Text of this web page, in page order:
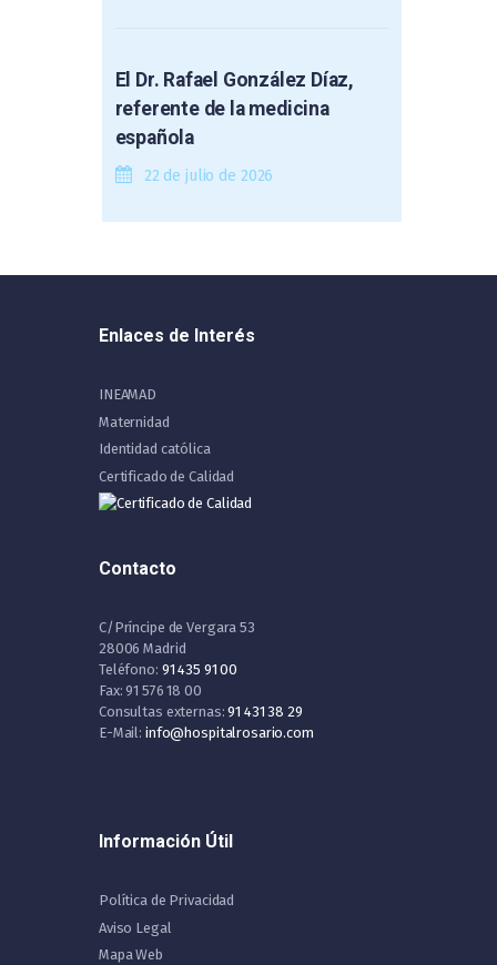
El Dr. Rafael González Díaz,
referente de la medicina
española
22 de julio de 2026
Enlaces de Interés
INEAMAD
Maternidad
Identidad católica
Certificado de Calidad
Contacto
C/Príncipe de Vergara 53
28006 Madrid
Teléfono: 91 435 91 00
Fax: 91 576 18 00
Consultas externas:91 431 38 29
E-Mail: info@hospitalrosario.com
Información Útil
Política de Privacidad
Aviso Legal
Mapa Web